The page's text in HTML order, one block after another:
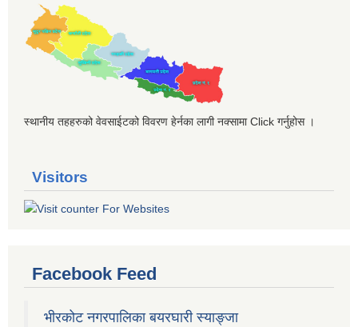
स्थानीय तहहरुको वेवसाईटको विवरण हेर्नका लागी नक्सामा Click गर्नुहोस ।
Visitors
Facebook Feed
भीरकोट नगरपालिका बयरघारी स्याङ्जा